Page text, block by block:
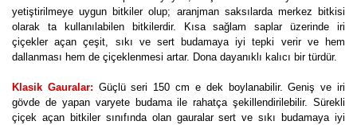
yetiştirilmeye uygun bitkiler olup; aranjman saksılarda merkez bitkisi
olarak ta kullanılabilen bitkilerdir. Kısa sağlam saplar üzerinde iri
çiçekler açan çeşit, sıkı ve sert budamaya iyi tepki verir ve hem
dallanması hem de çiçeklenmesi artar. Dona dayanıklı kalıcı bir türdür.
Klasik Gauralar: Güçlü seri 150 cm e dek boylanabilir. Geniş ve iri
gövde de yapan varyete budama ile rahatça şekillendirilebilir. Sürekli
çiçek açan bitkiler sınıfında olan gauralar sert ve sıkı budamaya iyi